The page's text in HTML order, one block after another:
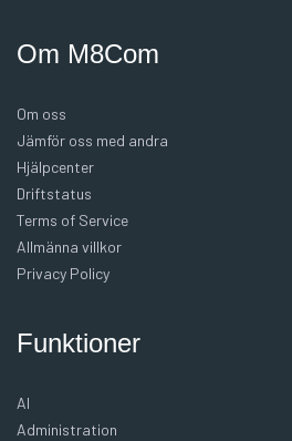
Om M8Com
Om oss
Jämför oss med andra
Hjälpcenter
Driftstatus
Terms of Service
Allmänna villkor
Privacy Policy
Funktioner
AI
Administration